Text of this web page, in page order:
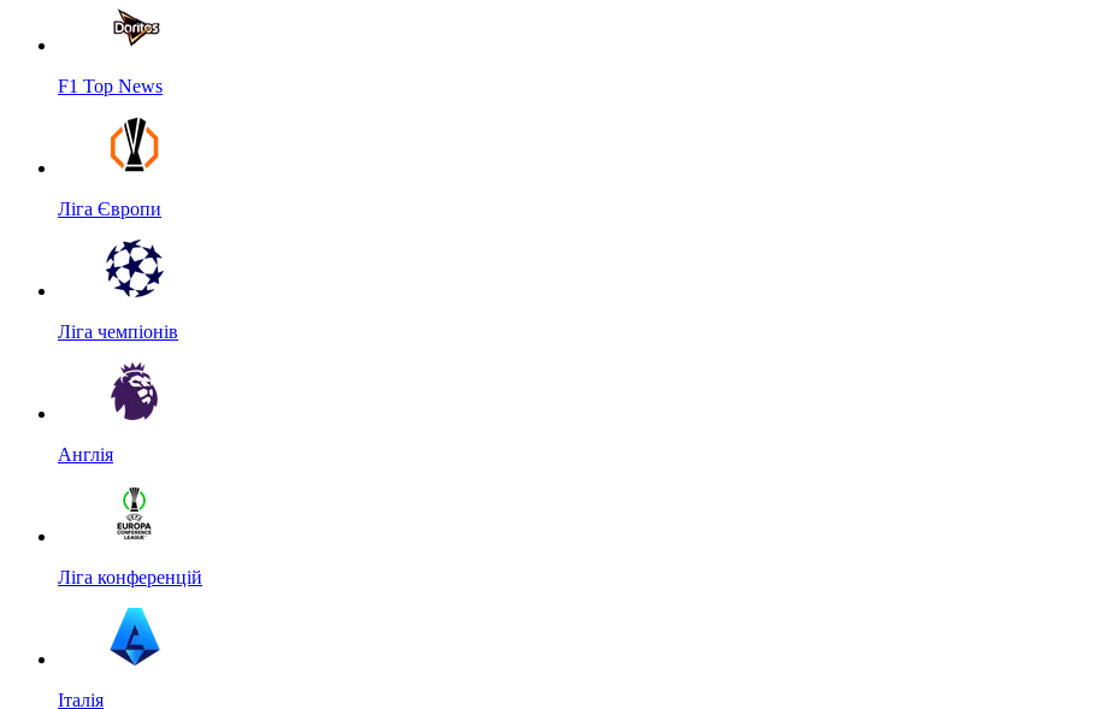
F1 Top News
Ліга Європи
Ліга чемпіонів
Англія
Ліга конференцій
Італія